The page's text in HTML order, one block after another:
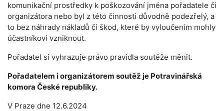
komunikační prostředky k poš­kozování jména pořadatele či
organizátora nebo byl z této činnosti důvodně podezřelý, a
to bez náhrady nákladů či škod, které by vyloučením mohly
účastníkovi vznik­nout.
Pořadatel si vyhrazuje právo pravidla soutěže měnit.
Pořadatelem i organizátorem soutěž je Potravinářská
komora České republiky.
V Praze dne 12.6.2024